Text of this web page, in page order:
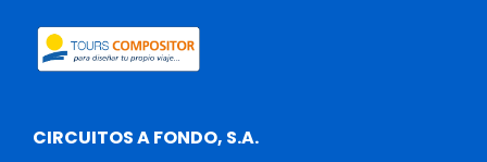
CIRCUITOS A FONDO, S.A.